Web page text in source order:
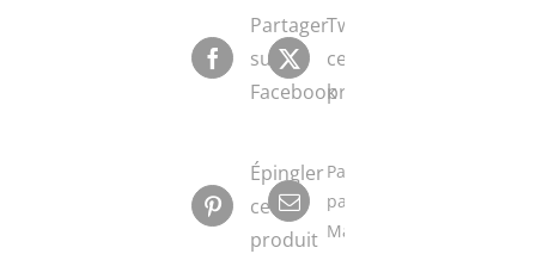
Partager
sur
Facebook
Tweeter
ce
produit
Épingler
ce
produit
Partager
par
Mail